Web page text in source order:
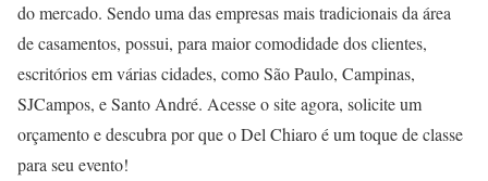
do mercado. Sendo uma das empresas mais tradicionais da área
de casamentos, possui, para maior comodidade dos clientes,
escritórios em várias cidades, como São Paulo, Campinas,
SJCampos, e Santo André. Acesse o site agora, solicite um
orçamento e descubra por que o Del Chiaro é um toque de classe
para seu evento!